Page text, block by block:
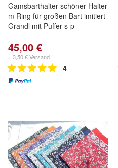
Gamsbarthalter schöner Halter
m Ring für großen Bart imitiert
Grandl mit Puffer s-p
45,00 €
+ 3,50 € Versand
4